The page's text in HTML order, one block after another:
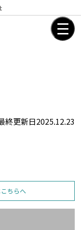
終更新日2025.12.23
ちらへ